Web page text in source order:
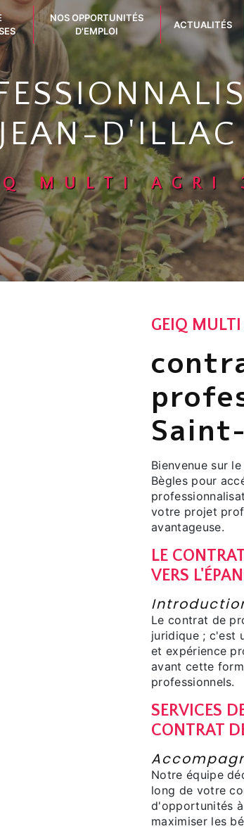
NOS OPPORTUNITÉS
D'EMPLOI
ACTUALITÉS
D'ILLAC
MULTI AGRI
GEIQ
Bienvenue sur
Bègles pour
votre projet
avantageuse.
LE
VERS
Le contrat de
juridique ; c'est
et expérience
avant cette
professionnels.
SERVICES
CONTRAT
Notre équipe
long de votre
d'opportunités
maximiser les